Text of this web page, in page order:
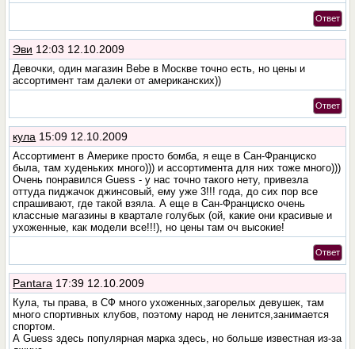
Ответ
Эви 12:03 12.10.2009
Девочки, один магазин Bebe в Москве точно есть, но цены и
ассортимент там далеки от американских))
Ответ
кула 15:09 12.10.2009
Ассортимент в Америке просто бомба, я еще в Сан-Франциско
была, там худеньких много))) и ассортимента для них тоже много)))
Очень понравился Guess - у нас точно такого нету, привезла
оттуда пиджачок джинсовый, ему уже 3!!! года, до сих пор все
спрашивают, где такой взяла. А еще в Сан-Франциско очень
классные магазины в квартале голубых (ой, какие они красивые и
ухоженные, как модели все!!!), но цены там оч высокие!
Ответ
Pantara 17:39 12.10.2009
Кула, ты права, в СФ много ухоженных,загорелых девушек, там
много спортивных клубов, поэтому народ не ленится,занимается
спортом.
А Guess здесь популярная марка здесь, но больше известная из-за